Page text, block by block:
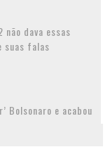
não dava essas
suas falas
Bolsonaro e acabou